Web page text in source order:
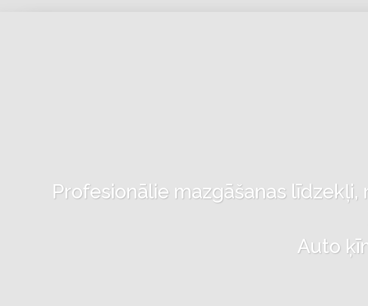
Profesionālie mazgāšanas
Auto